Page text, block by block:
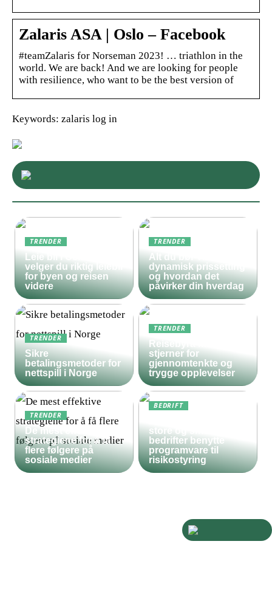
Zalaris ASA | Oslo – Facebook
#teamZalaris for Norseman 2023! … triathlon in the
world. We are back! And we are looking for people
with resilience, who want to be the best version of
Keywords: zalaris log in
TRENDER
Leie bil i Oslo – slik
velger du riktig leiebil
for byen og reisen
videre
TRENDER
Alt du bør vite om
dynamisk prissetting
og hvordan det
påvirker din hverdag
TRENDER
Sikre
betalingsmetoder for
nettspill i Norge
TRENDER
Reisebyrå med 5
stjerner for
gjennomtenkte og
trygge opplevelser
TRENDER
De mest effektive
strategiene for å få
flere følgere på
sosiale medier
BEDRIFT
store og små
bedrifter benytte
programvare til
risikostyring